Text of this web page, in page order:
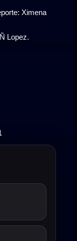
Ximena
Lopez.